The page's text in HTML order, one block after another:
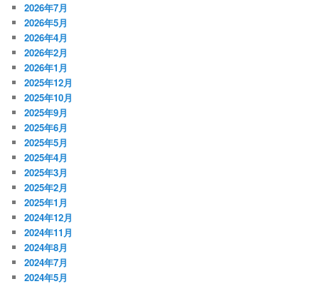
2026年7月
2026年5月
2026年4月
2026年2月
2026年1月
2025年12月
2025年10月
2025年9月
2025年6月
2025年5月
2025年4月
2025年3月
2025年2月
2025年1月
2024年12月
2024年11月
2024年8月
2024年7月
2024年5月